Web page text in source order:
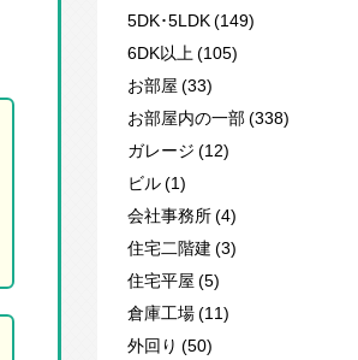
5DK･5LDK (149)
6DK以上 (105)
お部屋 (33)
お部屋内の一部 (338)
ガレージ (12)
ビル (1)
会社事務所 (4)
住宅二階建 (3)
住宅平屋 (5)
倉庫工場 (11)
外回り (50)